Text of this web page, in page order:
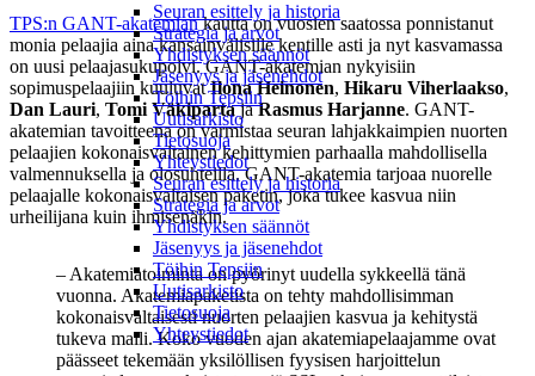
Seuran esittely ja historia
Strategia ja arvot
Yhdistyksen säännöt
Jäsenyys ja jäsenehdot
Töihin Tepsiin
Uutisarkisto
Tietosuoja
Yhteystiedot
Seuran esittely ja historia
Strategia ja arvot
Yhdistyksen säännöt
Jäsenyys ja jäsenehdot
Töihin Tepsiin
Uutisarkisto
Tietosuoja
Yhteystiedot
TPS:n GANT-akatemiankautta on vuosien saatossa ponnistanut
monia pelaajia aina kansainvälisille kentille asti ja nyt kasvamassa
on uusi pelaajasukupolvi. GANT-akatemian nykyisiin
sopimuspelaajiin kuuluvatIlona Heinonen, Hikaru Viherlaakso,
Dan Lauri, Tomi VäkipartajaRasmus Harjanne. GANT-
akatemian tavoitteena on varmistaa seuran lahjakkaimpien nuorten
pelaajien kokonaisvaltainen kehittymien parhaalla mahdollisella
valmennuksella ja olosuhteilla. GANT-akatemia tarjoaa nuorelle
pelaajalle kokonaisvaltaisen paketin, joka tukee kasvua niin
urheilijana kuin ihmisenäkin.
– Akatemiatoiminta on pyörinyt uudella sykkeellä tänä
vuonna. Akatemiapaketista on tehty mahdollisimman
kokonaisvaltaisesti nuorten pelaajien kasvua ja kehitystä
tukeva malli. Koko vuoden ajan akatemiapelaajamme ovat
päässeet tekemään yksilöllisen fyysisen harjoittelun